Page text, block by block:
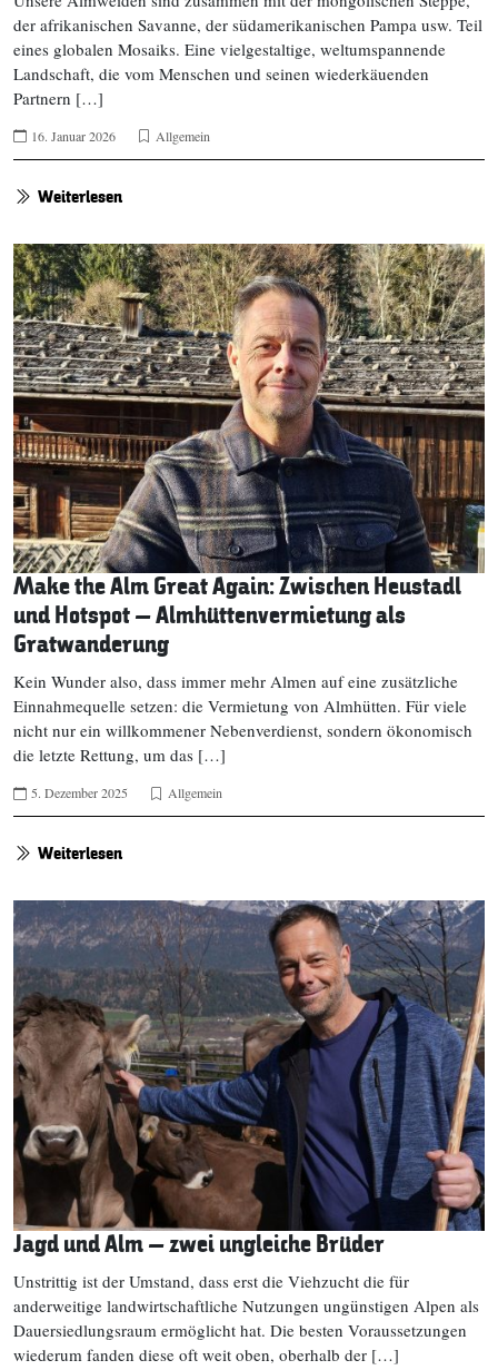
der afrikanischen Savanne, der südamerikanischen Pampa usw. Teil
eines globalen Mosaiks. Eine vielgestaltige, weltumspannende
Landschaft, die vom Menschen und seinen wiederkäuenden
Partnern […]
16. Januar 2026 Allgemein
Weiterlesen
Make the Alm Great Again: Zwischen Heustadl
und Hotspot – Almhüttenvermietung als
Gratwanderung
Kein Wunder also, dass immer mehr Almen auf eine zusätzliche
Einnahmequelle setzen: die Vermietung von Almhütten. Für viele
nicht nur ein willkommener Nebenverdienst, sondern ökonomisch
die letzte Rettung, um das […]
5. Dezember 2025 Allgemein
Weiterlesen
Jagd und Alm – zwei ungleiche Brüder
Unstrittig ist der Umstand, dass erst die Viehzucht die für
anderweitige landwirtschaftliche Nutzungen ungünstigen Alpen als
Dauersiedlungsraum ermöglicht hat. Die besten Voraussetzungen
wiederum fanden diese oft weit oben, oberhalb der […]